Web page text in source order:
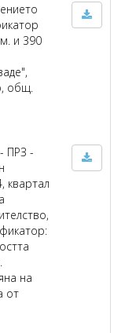
и 390
общ.
ПРЗ -
квартал
на
от